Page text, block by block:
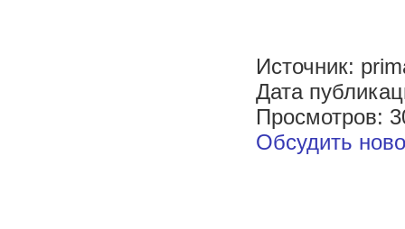
Источник:
Дата
Просмотров:
Обсудить